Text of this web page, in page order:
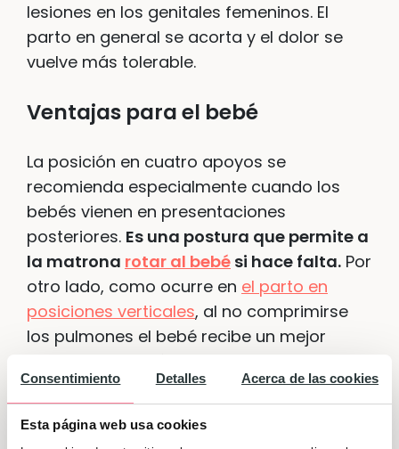
Consentimiento Detalles Acerca de las cookies
Esta página web usa cookies
lesiones en los genitales femeninos. El
parto en general se acorta y el dolor se
vuelve más tolerable.
Ventajas para el bebé
La posición en cuatro apoyos se
recomienda especialmente cuando los
bebés vienen en presentaciones
posteriores. Es una postura que permite a
la matrona rotar al bebé si hace falta. Por
otro lado, como ocurre en el parto en
posiciones verticales, al no comprimirse
los pulmones el bebé recibe un mejor
suministro de oxígeno, con lo que mejora
su puntuación en eltest de Apgar.
Algunos posibles inconvenientes